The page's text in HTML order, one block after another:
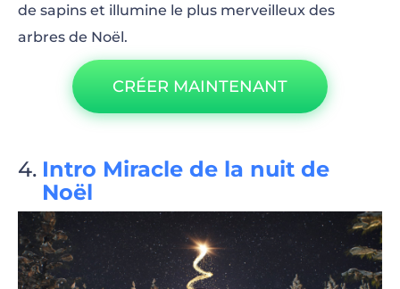
de sapins et illumine le plus merveilleux des
arbres de Noël.
CRÉER MAINTENANT
Intro Miracle de la nuit de
Noël